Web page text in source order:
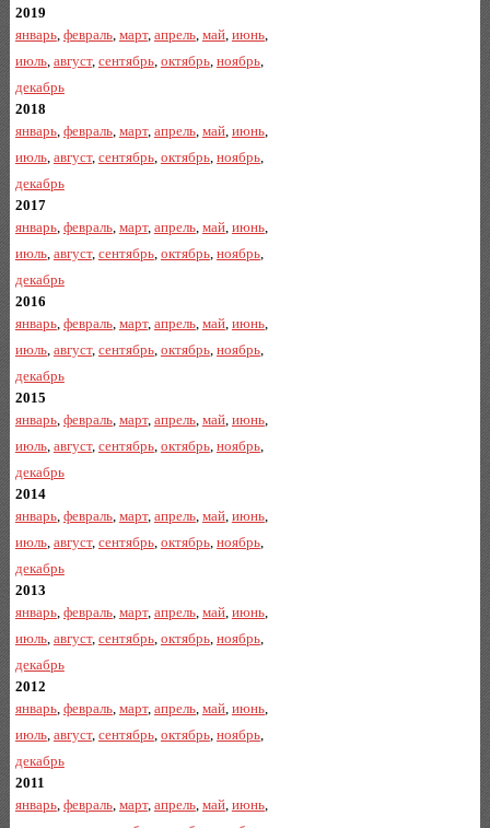
2019
январь, февраль, март, апрель, май, июнь,
июль, август, сентябрь, октябрь, ноябрь,
декабрь
2018
январь, февраль, март, апрель, май, июнь,
июль, август, сентябрь, октябрь, ноябрь,
декабрь
2017
январь, февраль, март, апрель, май, июнь,
июль, август, сентябрь, октябрь, ноябрь,
декабрь
2016
январь, февраль, март, апрель, май, июнь,
июль, август, сентябрь, октябрь, ноябрь,
декабрь
2015
январь, февраль, март, апрель, май, июнь,
июль, август, сентябрь, октябрь, ноябрь,
декабрь
2014
январь, февраль, март, апрель, май, июнь,
июль, август, сентябрь, октябрь, ноябрь,
декабрь
2013
январь, февраль, март, апрель, май, июнь,
июль, август, сентябрь, октябрь, ноябрь,
декабрь
2012
январь, февраль, март, апрель, май, июнь,
июль, август, сентябрь, октябрь, ноябрь,
декабрь
2011
январь, февраль, март, апрель, май, июнь,